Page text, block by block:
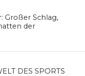
Großer Schlag,
der
DES SPORTS